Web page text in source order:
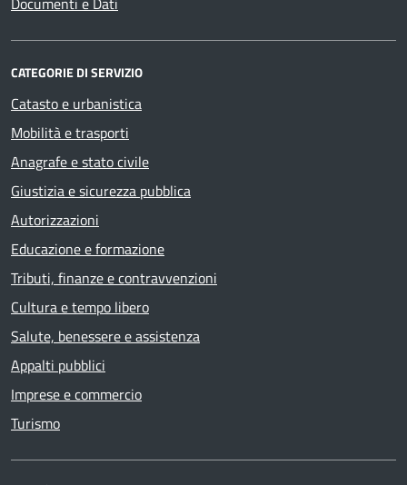
CATEGORIE DI SERVIZIO
Catasto e urbanistica
Mobilità e trasporti
Anagrafe e stato civile
Giustizia e sicurezza pubblica
Autorizzazioni
Educazione e formazione
Tributi, finanze e contravvenzioni
Cultura e tempo libero
Salute, benessere e assistenza
Appalti pubblici
Imprese e commercio
Turismo